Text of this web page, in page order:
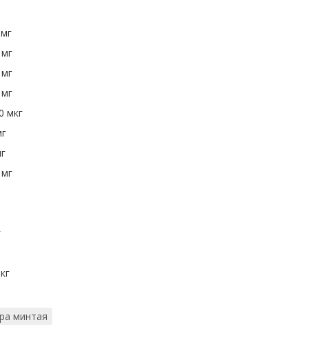
мкг
минтая